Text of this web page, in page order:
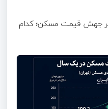
جهش قیمت مسکن؛ کدام